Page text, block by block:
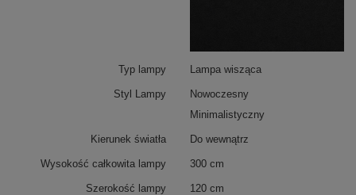
Typ lampy Lampa wisząca
Styl Lampy
Nowoczesny
Minimalistyczny
Kierunek światła Do wewnątrz
Wysokość całkowita lampy 300 cm
Szerokość lampy 120 cm